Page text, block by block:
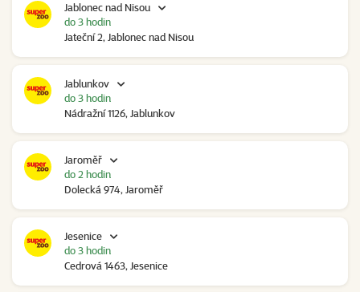
Jablonec nad Nisou
Jateční 2, Jablonec nad Nisou
do 3 hodin
Jablunkov
Nádražní 1126, Jablunkov
do 3 hodin
Jaroměř
Dolecká 974, Jaroměř
do 2 hodin
Jesenice
Cedrová 1463, Jesenice
do 3 hodin